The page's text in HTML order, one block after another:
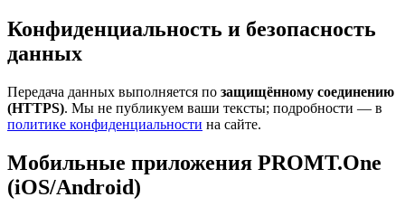
Конфиденциальность и безопасность
данных
Передача данных выполняется по защищённому соединению
(HTTPS). Мы не публикуем ваши тексты; подробности — в
политике конфиденциальности на сайте.
Мобильные приложения PROMT.One
(iOS/Android)